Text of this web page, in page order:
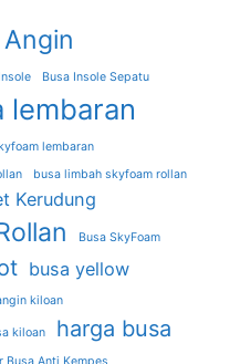
Busa Insole Sepatu
lembaran
lembaran
busa limbah skyfoam rollan
Kerudung
Busa SkyFoam
busa yellow
kiloan
kiloan harga busa